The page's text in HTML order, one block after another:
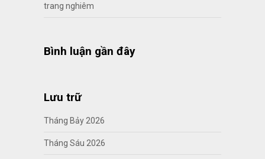
trang nghiêm
Bình luận gần đây
Lưu trữ
Tháng Bảy 2026
Tháng Sáu 2026